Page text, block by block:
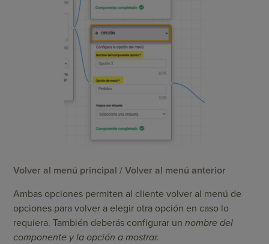
Volver al menú principal / Volver al menú anterior
Ambas opciones permiten al cliente volver al menú de
opciones para volver a elegir otra opción en caso lo
requiera. También deberás configurar unnombre del
componente y la opción a mostrar.